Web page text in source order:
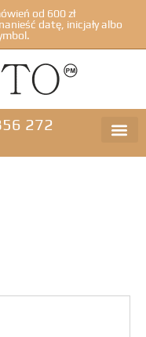
od 600 zł
datę, inicjały albo
272